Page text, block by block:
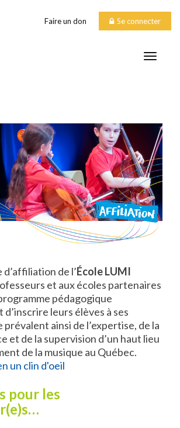
Faire un don Se connecter
de l’École LUMI
et aux écoles partenaires
pédagogique
leurs élèves à ses
prévalent ainsi de l’expertise, de la
et de la supervision d’un haut lieu
de la musique au Québec.
pour les